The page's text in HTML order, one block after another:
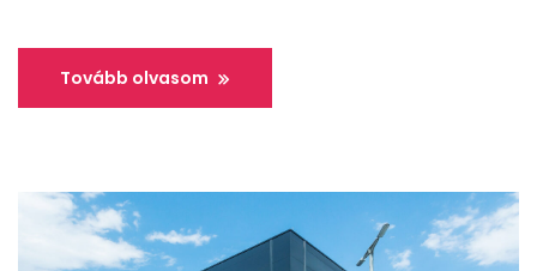
Tovább olvasom